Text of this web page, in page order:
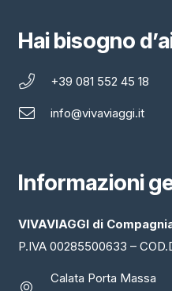
Hai bisogno
+39 081 552 45 18
info@vivaviaggi.it
Informazioni
VIVAVIAGGI di
P.IVA 00285500633 –
Calata Porta Massa